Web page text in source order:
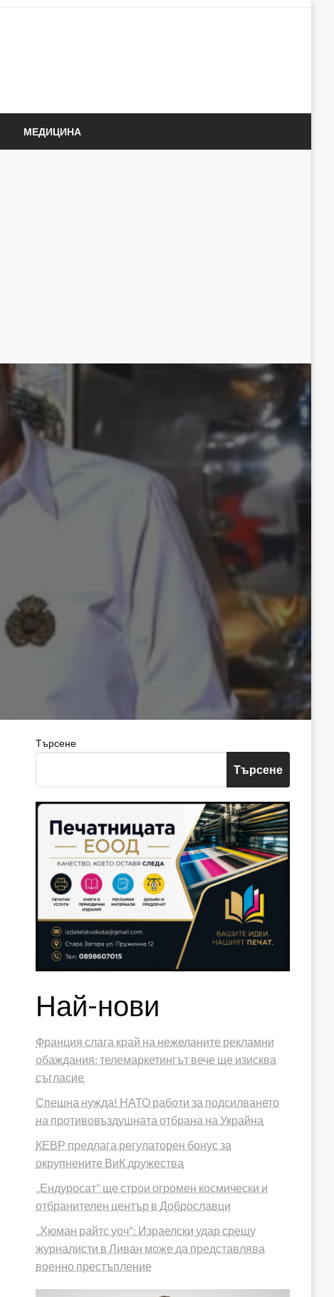
МЕДИЦИНА
Търсене
Търсене
Най-нови
Франция слага край на нежеланите рекламни
обаждания: телемаркетингът вече ще изисква
съгласие
Спешна нужда! НАТО работи за подсилването
на противовъздушната отбрана на Украйна
КЕВР предлага регулаторен бонус за
окрупнените ВиК дружества
„Ендуросат“ ще строи огромен космически и
отбранителен център в Доброславци
„Хюман райтс уоч“: Израелски удар срещу
журналисти в Ливан може да представлява
военно престъпление